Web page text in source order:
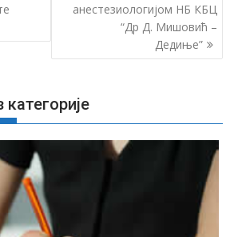
анестезиологијом НБ КБЦ
“Др Д. Мишовић –
Дедиње”